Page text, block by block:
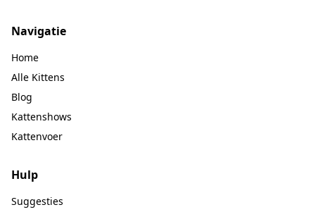
Navigatie
Home
Alle Kittens
Blog
Kattenshows
Kattenvoer
Hulp
Suggesties